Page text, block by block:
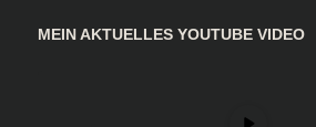
MEIN AKTUELLES YOUTUBE VIDEO